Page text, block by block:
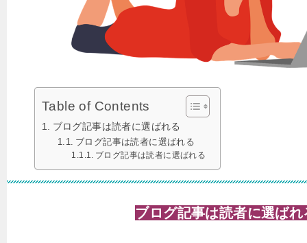
Table of Contents
ブログ記事は読者に選ばれる
ブログ記事は読者に選ばれる
ブログ記事は読者に選ばれる
ブログ記事は読者に選ばれ